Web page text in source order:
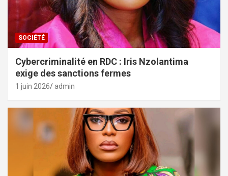
SOCIÉTÉ
Cybercriminalité en RDC : Iris Nzolantima
exige des sanctions fermes
1 juin 2026 admin